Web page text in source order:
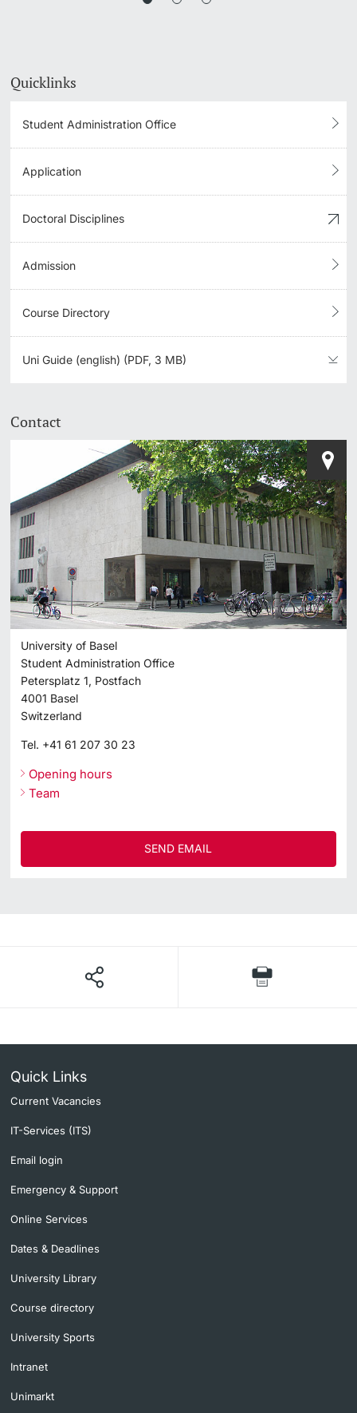
Quicklinks
Student Administration Office
Application
Doctoral Disciplines
Admission
Course Directory
Uni Guide (english) (PDF, 3 MB)
Contact
University of Basel
Student Administration Office
Petersplatz 1, Postfach
4001 Basel
Switzerland
Tel. +41 61 207 30 23
Opening hours
Team
SEND EMAIL
Quick Links
Current Vacancies
IT-Services (ITS)
Email login
Emergency & Support
Online Services
Dates & Deadlines
University Library
Course directory
University Sports
Intranet
Unimarkt